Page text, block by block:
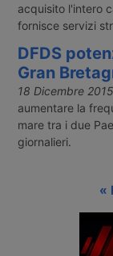
acquisito l'intero
fornisce servizi
DFDS
Gran
18 Dicembre 2015
aumentare la
mare tra i due
giornalieri.
«